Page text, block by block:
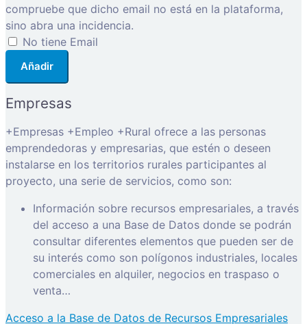
compruebe que dicho email no está en la plataforma,
sino abra una incidencia.
No tiene Email
Añadir
Empresas
+Empresas +Empleo +Rural ofrece a las personas
emprendedoras y empresarias, que estén o deseen
instalarse en los territorios rurales participantes al
proyecto, una serie de servicios, como son:
Información sobre recursos empresariales, a través
del acceso a una Base de Datos donde se podrán
consultar diferentes elementos que pueden ser de
su interés como son polígonos industriales, locales
comerciales en alquiler, negocios en traspaso o
venta…
Acceso a la Base de Datos de Recursos Empresariales